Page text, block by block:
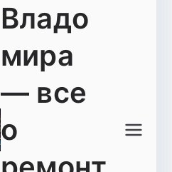
Владо
мира
— все
о